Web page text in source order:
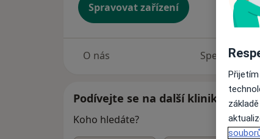
Spravovat zařízení
O nás Specialisté
Podívejte se na další kliniky
Koho hledáte?